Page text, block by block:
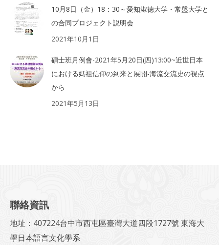
10月8日（金）18：30～愛知淑徳大学・常盤大学と
の合同プロジェクト説明会
2021年10月1日
碩士班月例會-2021年5月20日(四)13:00~近世日本
における媽祖信仰の到来と展開-海流交流史の視点
から
2021年5月13日
聯絡資訊
地址：407224台中市西屯區臺灣大道四段1727號 東海大
學日本語言文化學系